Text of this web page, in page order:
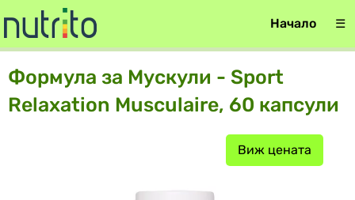
Начало ☰
Формула за Мускули - Sport
Relaxation Musculaire, 60 капсули
Виж цената